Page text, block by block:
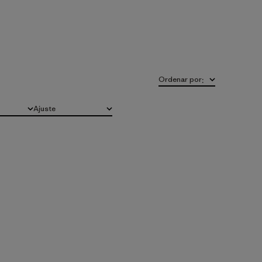
Ajuste
Todo
Ordenar por: